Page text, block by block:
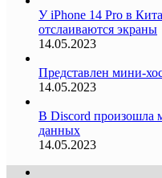
У iPhone 14 Pro в
отслаиваются экраны
14.05.2023
Представлен мини-
14.05.2023
В Discord произошла
данных
14.05.2023